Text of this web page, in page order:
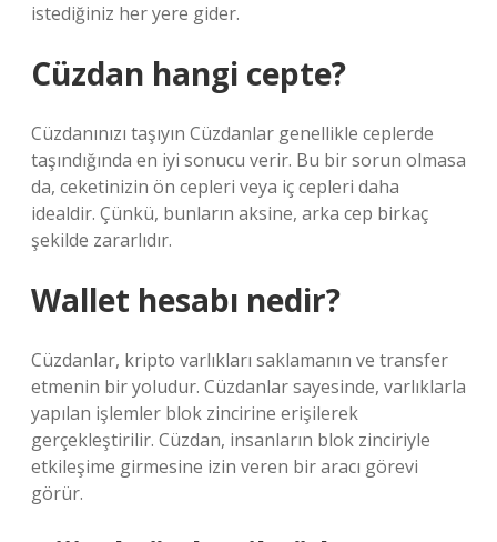
istediğiniz her yere gider.
Cüzdan hangi cepte?
Cüzdanınızı taşıyın Cüzdanlar genellikle ceplerde
taşındığında en iyi sonucu verir. Bu bir sorun olmasa
da, ceketinizin ön cepleri veya iç cepleri daha
idealdir. Çünkü, bunların aksine, arka cep birkaç
şekilde zararlıdır.
Wallet hesabı nedir?
Cüzdanlar, kripto varlıkları saklamanın ve transfer
etmenin bir yoludur. Cüzdanlar sayesinde, varlıklarla
yapılan işlemler blok zincirine erişilerek
gerçekleştirilir. Cüzdan, insanların blok zinciriyle
etkileşime girmesine izin veren bir aracı görevi
görür.